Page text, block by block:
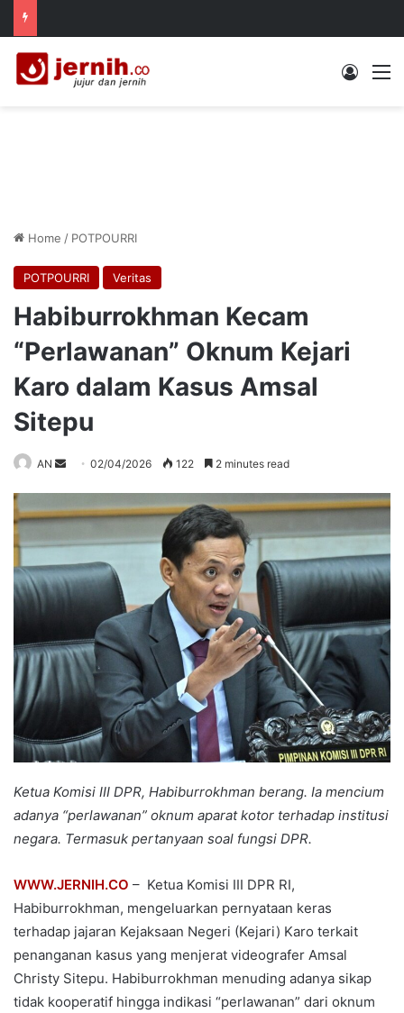
Log In
Home / POTPOURRI
POTPOURRI Veritas
Habiburrokhman Kecam
“Perlawanan” Oknum Kejari
Karo dalam Kasus Amsal
Sitepu
AN
Send
email
02/04/2026 122 2 minutes read
Ketua Komisi III DPR, Habiburrokhman berang. Ia mencium
adanya “perlawanan” oknum aparat kotor terhadap institusi
negara. Termasuk pertanyaan soal fungsi DPR.
WWW.JERNIH.CO – Ketua Komisi III DPR RI,
Habiburrokhman, mengeluarkan pernyataan keras
terhadap jajaran Kejaksaan Negeri (Kejari) Karo terkait
penanganan kasus yang menjerat videografer Amsal
Christy Sitepu. Habiburrokhman menuding adanya sikap
tidak kooperatif hingga indikasi “perlawanan” dari oknum